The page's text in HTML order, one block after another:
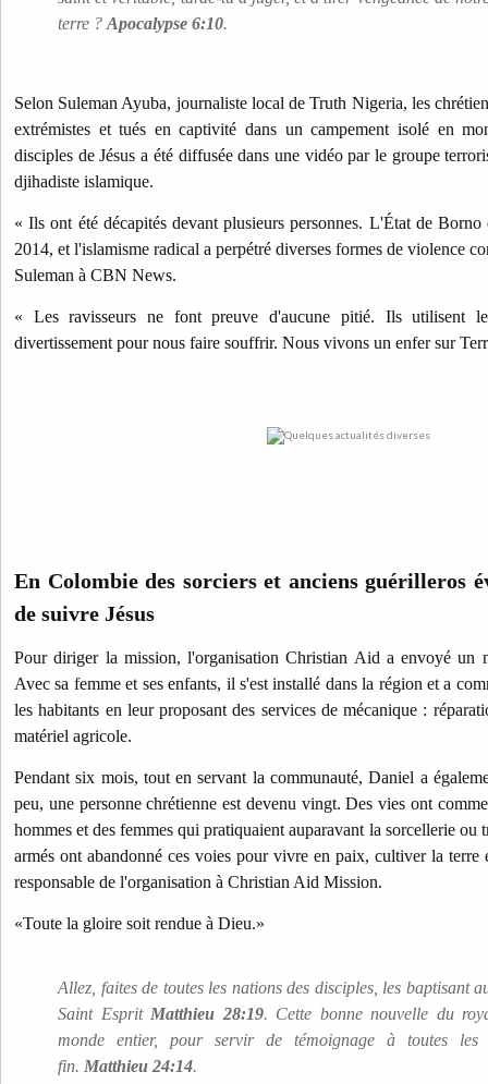
terre ? Apocalypse 6:10.
Selon Suleman Ayuba, journaliste local de Truth Nigeria, les
extrémistes et tués en captivité dans un campement isolé en
disciples de Jésus a été diffusée dans une vidéo par le groupe
djihadiste islamique.
« Ils ont été décapités devant plusieurs personnes. L'État de
2014, et l'islamisme radical a perpétré diverses formes de violence
Suleman à CBN News.
« Les ravisseurs ne font preuve d'aucune pitié. Ils utilisent
divertissement pour nous faire souffrir. Nous vivons un enfer sur
En Colombie des sorciers et anciens guérilleros
de suivre Jésus
Pour diriger la mission, l'organisation Christian Aid a envoyé un
Avec sa femme et ses enfants, il s'est installé dans la région et a
les habitants en leur proposant des services de mécanique :
matériel agricole.
Pendant six mois, tout en servant la communauté, Daniel a
peu, une personne chrétienne est devenu vingt. Des vies ont
hommes et des femmes qui pratiquaient auparavant la sorcellerie ou
armés ont abandonné ces voies pour vivre en paix, cultiver la
responsable de l'organisation à Christian Aid Mission.
«Toute la gloire soit rendue à Dieu.»
Allez, faites de toutes les nations des disciples, les baptisant
Saint Esprit Matthieu 28:19. Cette bonne nouvelle du
monde entier, pour servir de témoignage à toutes
fin. Matthieu 24:14.